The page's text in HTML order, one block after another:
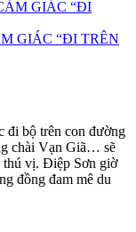
GIÁC “ĐI TRÊN
đi bộ trên con đường
chài Vạn Giã… sẽ
thú vị. Điệp Sơn giờ
đồng đam mê du